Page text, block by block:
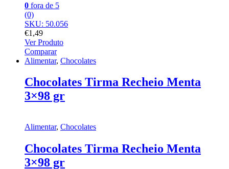
0 fora de 5
(0)
SKU: 50.056
€1,49
Ver Produto
Comparar
Alimentar, Chocolates
Chocolates Tirma Recheio Menta
3×98 gr
Alimentar, Chocolates
Chocolates Tirma Recheio Menta
3×98 gr